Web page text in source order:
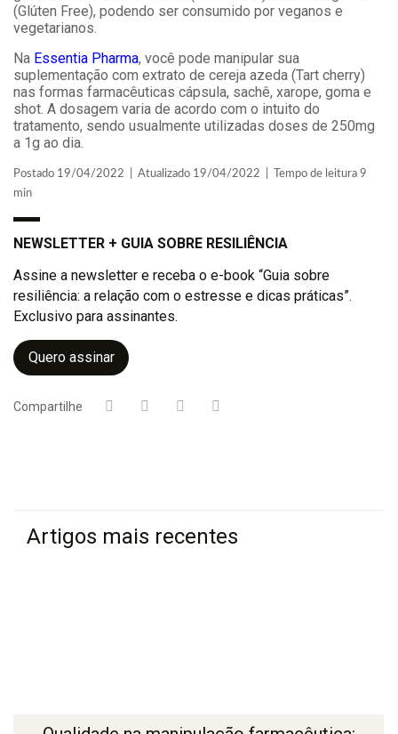
(Glúten Free), podendo ser consumido por veganos e
vegetarianos.
Na Essentia Pharma, você pode manipular sua
suplementação com extrato de cereja azeda (Tart cherry)
nas formas farmacêuticas cápsula, sachê, xarope, goma e
shot. A dosagem varia de acordo com o intuito do
tratamento, sendo usualmente utilizadas doses de 250mg
a 1g ao dia.
Postado 19/04/2022 | Atualizado 19/04/2022 | Tempo de leitura 9
min
NEWSLETTER + GUIA SOBRE RESILIÊNCIA
Assine a newsletter e receba o e-book “Guia sobre
resiliência: a relação com o estresse e dicas práticas”.
Exclusivo para assinantes.
Quero assinar
Compartilhe
Artigos mais recentes